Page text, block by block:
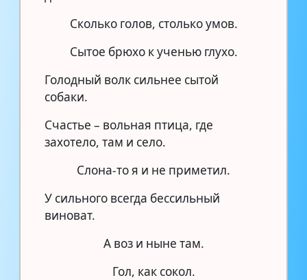
Сколько голов, столько умов.
Сытое брюхо к ученью глухо.
Голодный волк сильнее сытой
собаки.
Счастье – вольная птица, где
захотело, там и село.
Слона-то я и не приметил.
У сильного всегда бессильный
виноват.
А воз и ныне там.
Гол, как сокол.